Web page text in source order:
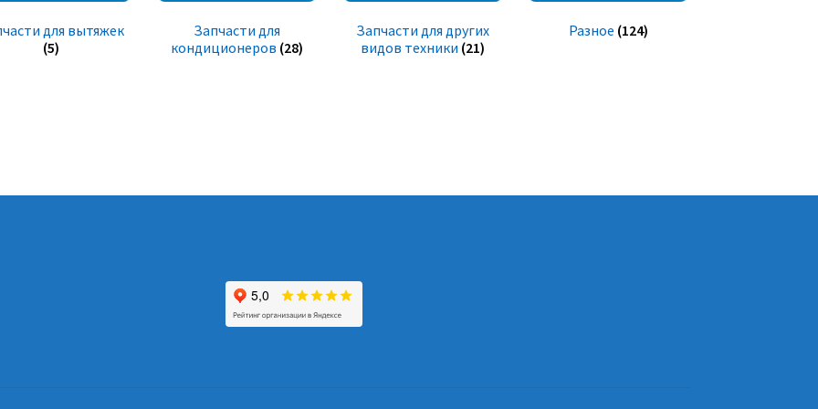
для вытяжек
(5)
Запчасти для
кондиционеров (28)
Запчасти для других
видов техники (21)
Разное (124)